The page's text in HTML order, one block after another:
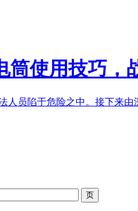
筒使用技巧，
人员陷于危险之中。接下来由